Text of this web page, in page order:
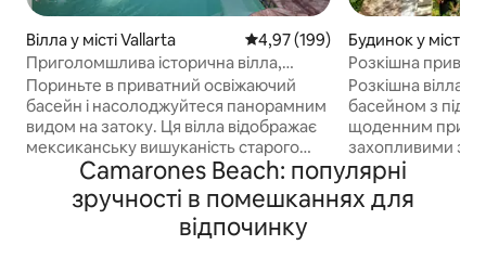
Вілла у місті Vallarta Середня оцінка: 4,97 з 5,
4,97 (199)
Приголомшлива історична вілла,
приватний басейн і панорамний вид
Пориньте в приватний освіжаючий
басейн і насолоджуйтеся панорамним
видом на затоку. Ця вілла відображає
мексиканську вишуканість старого
світу з дерев 'яними балками,
розписаною вручну плиткою та
колоніальним антикваріальним
антикваріалом поряд із сучасними
Будинок у місті
Розкішна
краєвидами –
Розкішна вілла
басейном з
щоденним
захопливими
ексклюзивному
всього за
Романтіки. Має 4
Camarones Beach: популярні
зручності в помешканнях для
відпочинку